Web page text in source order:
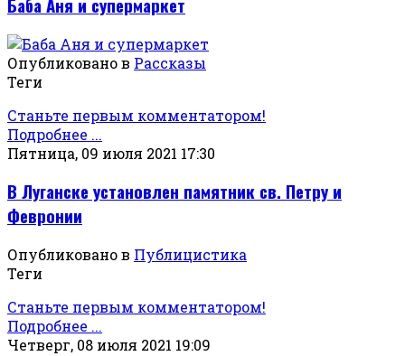
Баба Аня и супермаркет
Опубликовано в Рассказы
Теги
Станьте первым комментатором!
Подробнее ...
Пятница, 09 июля 2021 17:30
В Луганске установлен памятник св. Петру и
Февронии
Опубликовано в Публицистика
Теги
Станьте первым комментатором!
Подробнее ...
Четверг, 08 июля 2021 19:09